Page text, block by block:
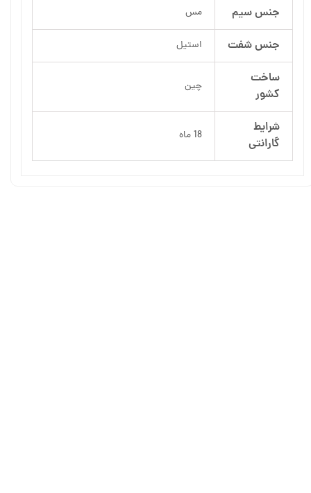
جنس سیم مس
جنس شفت استیل
ساخت
کشور
چین
شرایط
گارانتی
18 ماه